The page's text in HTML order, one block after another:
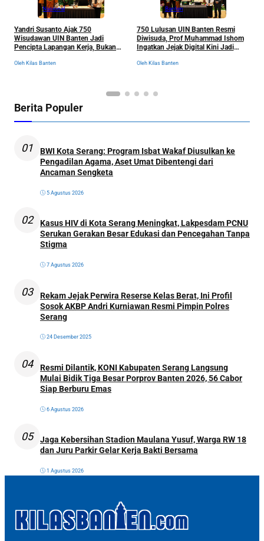
Nasional
Yandri Susanto Ajak 750
Wisudawan UIN Banten Jadi
Pencipta Lapangan Kerja, Bukan
Oleh Kilas Banten
Banten
750 Lulusan UIN Banten Resmi
Diwisuda, Prof Muhammad Ishom
Ingatkan Jejak Digital Kini Jadi
Oleh Kilas Banten
Berita Populer
01
BWI Kota Serang: Program Isbat Wakaf Diusulkan ke
Pengadilan Agama, Aset Umat Dibentengi dari
Ancaman Sengketa
5 Agustus 2026
02
Kasus HIV di Kota Serang Meningkat, Lakpesdam PCNU
Serukan Gerakan Besar Edukasi dan Pencegahan Tanpa
Stigma
7 Agustus 2026
03
Rekam Jejak Perwira Reserse Kelas Berat, Ini Profil
Sosok AKBP Andri Kurniawan Resmi Pimpin Polres
Serang
24 Desember 2025
04
Resmi Dilantik, KONI Kabupaten Serang Langsung
Mulai Bidik Tiga Besar Porprov Banten 2026, 56 Cabor
Siap Berburu Emas
6 Agustus 2026
05
Jaga Kebersihan Stadion Maulana Yusuf, Warga RW 18
dan Juru Parkir Gelar Kerja Bakti Bersama
1 Agustus 2026